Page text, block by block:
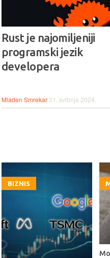
Rust je najomiljeniji
programski jezik
developera
Mladen Smrekar 31. svibnja 2024.
BIZNIS